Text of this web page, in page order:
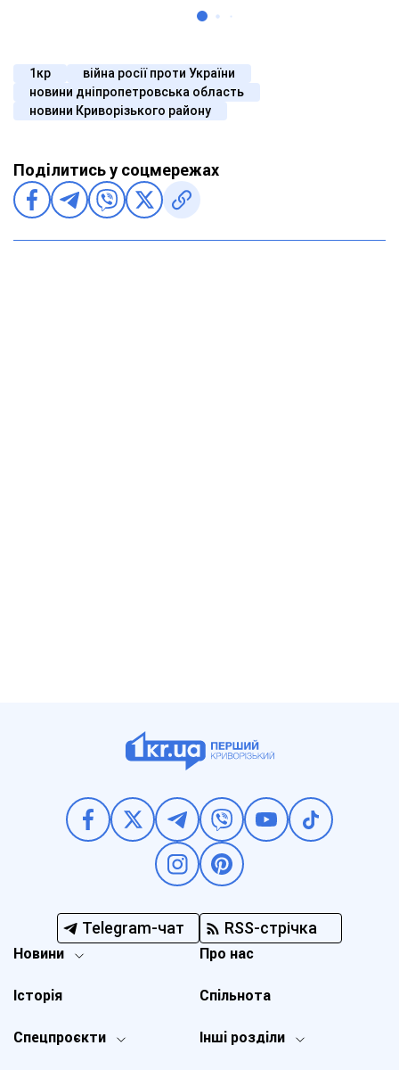
1кр
війна росії проти України
новини дніпропетровська область
новини Криворізького району
Поділитись у соцмережах
Telegram-чат RSS-стрічка
Новини
Спецпроєкти Інші розділи
Історія
Про нас
Спільнота